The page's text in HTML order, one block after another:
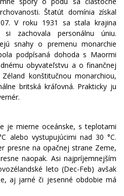
Štatút domínia získal
V roku 1931 sa stala krajina
zachovala personálnu úniu.
snahy o premenu monarchie
podpísaná dohoda s Maormi
obyvateľstvu a o finančnej
konštitučnou monarchiou,
britská kráľovná. Prakticky ju
je mierne oceánske, s teplotami
alebo vystupujúcimi nad 30 °C.
presne na opačnej strane Zeme,
naopak. Asi najpríjemnejším
leto (Dec-Feb) avšak
aj jarné či jesenné obdobie má